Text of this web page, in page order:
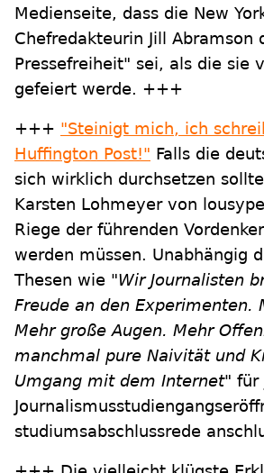
Medienseite, dass die New
Chefredakteurin Jill Abramson
Pressefreiheit" sei, als die sie
gefeiert werde. +++
+++ "Steinigt mich, ich
Huffington Post!" Falls die
sich wirklich durchsetzen
Karsten Lohmeyer von
Riege der führenden
werden müssen. Unabhängig
Thesen wie "Wir Journalisten
Freude an den Experimenten.
Mehr große Augen. Mehr
manchmal pure Naivität und
Umgang mit dem Internet" für
studiumsabschlussrede